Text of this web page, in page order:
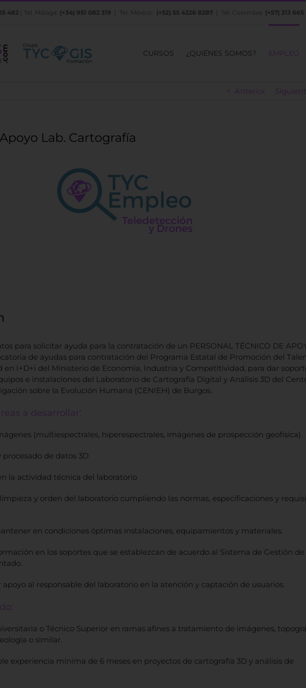
482 | Tel. Málaga: (+34) 951 082 319 | Tel. México: (+52) 55 4326 8287 | Tel. Colombia: (+57) 313 665
CURSOS ¿QUIÉNES SOMOS? EMPLEO
Anterior
Lab. Cartografía
para solicitar ayuda para la contratación de un PERSONAL TÉCNICO DE
de ayudas para contratación del Programa Estatal de Promoción del
en I+D+i del Ministerio de Economía, Industria y Competitividad, para dar
e instalaciones del Laboratorio de Cartografía Digital y Análisis 3D del
sobre la Evolución Humana (CENIEH) de Burgos.
a desarrollar:
(multiespectrales, hiperespectrales, imágenes de prospección geofísica)
procesado de datos 3D
la actividad técnica del laboratorio
limpieza y orden del laboratorio cumpliendo las normas, especificaciones y
en condiciones óptimas instalaciones, equipamientos y materiales.
en los soportes que se establezcan de acuerdo al Sistema de Gestión de
apoyo al responsable del laboratorio en la atención y captación de usuarios.
o Técnico Superior en ramas afines a tratamiento de imágenes,
o similar.
experiencia mínima de 6 meses en proyectos de cartografía 3D y análisis de